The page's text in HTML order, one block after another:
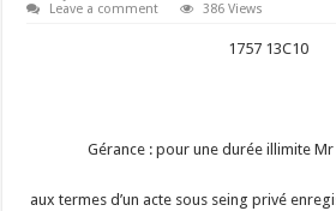
Leave a comment
386 Views
1757 13C10
Gérance : pour une durée illimite
aux termes d’un acte sous seing privé